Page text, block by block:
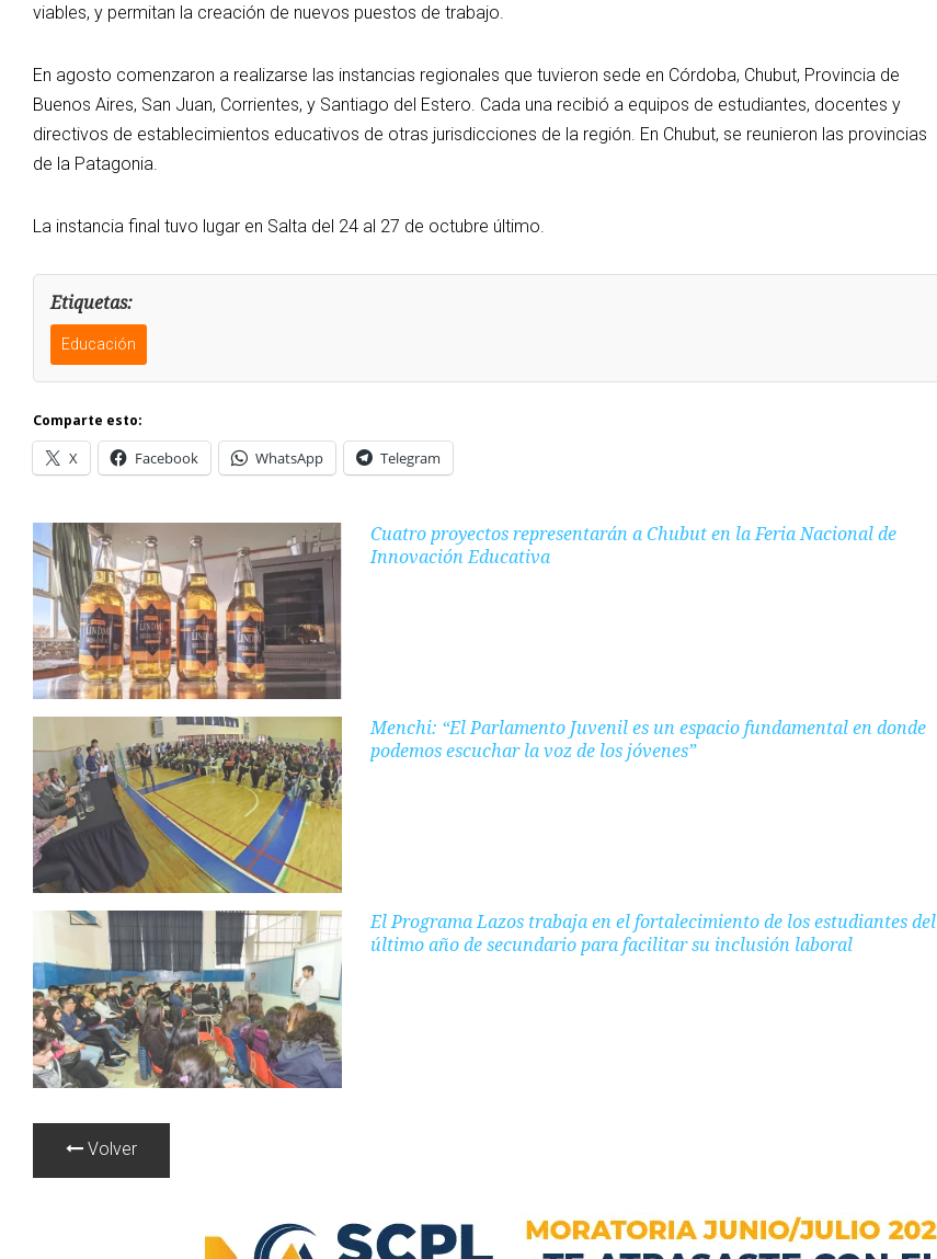
viables, y permitan la creación de nuevos puestos de trabajo.
En agosto comenzaron a realizarse las instancias regionales que tuvieron sede en Córdoba, Chubut, Provincia de
Buenos Aires, San Juan, Corrientes, y Santiago del Estero. Cada una recibió a equipos de estudiantes, docentes y
directivos de establecimientos educativos de otras jurisdicciones de la región. En Chubut, se reunieron las provincias
de la Patagonia.
La instancia final tuvo lugar en Salta del 24 al 27 de octubre último.
Etiquetas:
Educación
Comparte esto:
X Facebook WhatsApp Telegram
Cuatro proyectos representarán a Chubut en la Feria Nacional de
Innovación Educativa
Menchi: “El Parlamento Juvenil es un espacio fundamental en donde
podemos escuchar la voz de los jóvenes”
El Programa Lazos trabaja en el fortalecimiento de los estudiantes del
último año de secundario para facilitar su inclusión laboral
Volver